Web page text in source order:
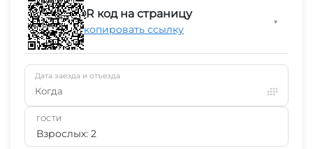
QR код на страницу
Скопировать ссылку
▼
Дата заезда и отъезда
Когда
ГОСТИ
Взрослых: 2